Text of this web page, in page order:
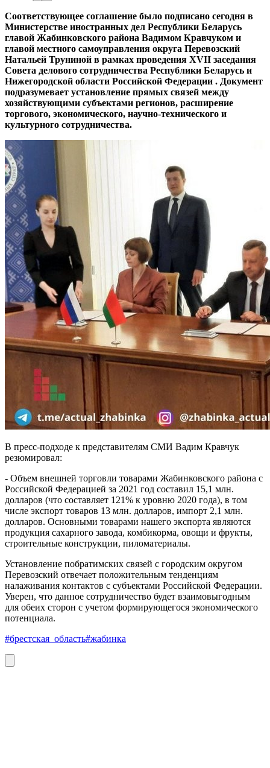
Соответствующее соглашение было подписано сегодня в
Министерстве иностранных дел Республики Беларусь
главой Жабинковского района Вадимом Кравчуком и
главой местного самоуправления округа Перевозский
Натальей Труниной в рамках проведения XVII заседания
Совета делового сотрудничества Республики Беларусь и
Нижегородской области Российской Федерации . Документ
подразумевает установление прямых связей между
хозяйствующими субъектами регионов, расширение
торгового, экономического, научно-технического и
культурного сотрудничества.
В пресс-подходе к представителям СМИ Вадим Кравчук
резюмировал:
- Объем внешней торговли товарами Жабинковского района с
Российской Федерацией за 2021 год составил 15,1 млн.
долларов (что составляет 121% к уровню 2020 года), в том
числе экспорт товаров 13 млн. долларов, импорт 2,1 млн.
долларов. Основными товарами нашего экспорта являются
продукция сахарного завода, комбикорма, овощи и фрукты,
строительные конструкции, пиломатериалы.
Установление побратимских связей с городским округом
Перевозский отвечает положительным тенденциям
налаживания контактов с субъектами Российской Федерации.
Уверен, что данное сотрудничество будет взаимовыгодным
для обеих сторон с учетом формирующегося экономического
потенциала.
#брестская_область#жабинка